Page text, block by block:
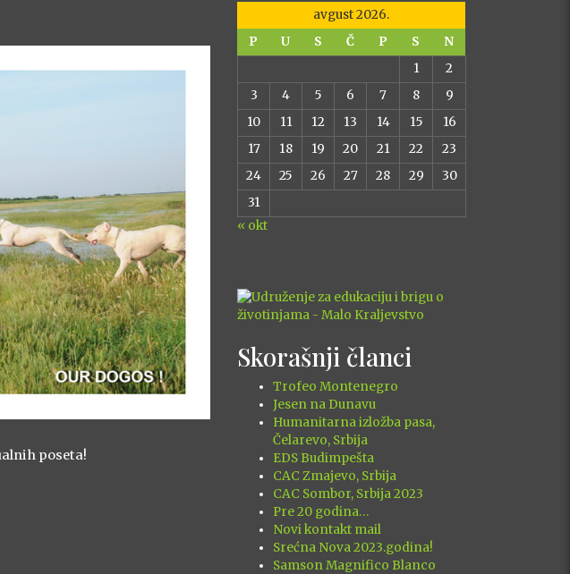
poseta!
avgust 2026.
P
U S Č P S
N
1
2
3
4 5 6 7 8
9
10
11 12 13 14 15
16
17
18 19 20 21 22
23
24
25 26 27 28 29
30
31
« okt
Skorašnji članci
Trofeo Montenegro
Jesen na Dunavu
Humanitarna izložba pasa,
Čelarevo, Srbija
EDS Budimpešta
CAC Zmajevo, Srbija
CAC Sombor, Srbija 2023
Pre 20 godina…
Novi kontakt mail
Srećna Nova 2023.godina!
Samson Magnifico Blanco